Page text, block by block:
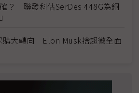
？ 聯發科估SerDes 448G為銅
購大轉向 Elon Musk捨超微全面